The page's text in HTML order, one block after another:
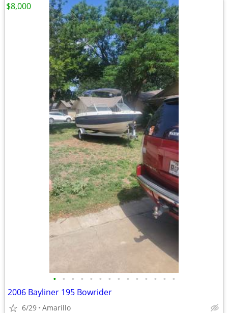
• • • • • • • • • • • • • •
2006 Bayliner 195 Bowrider
6/29 Amarillo
$8,000